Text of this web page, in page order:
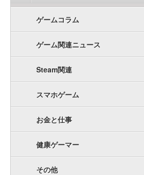
ゲームコラム
ゲーム関連ニュース
Steam関連
スマホゲーム
お金と仕事
健康ゲーマー
その他